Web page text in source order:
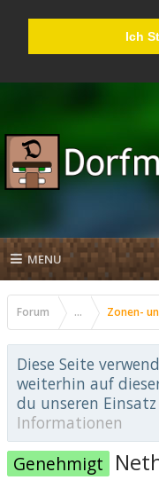
Ich
MENU
Forum ... Zonen-
Diese Seite
weiterhin auf
du unseren Einsatz
Informationen
Genehmigt